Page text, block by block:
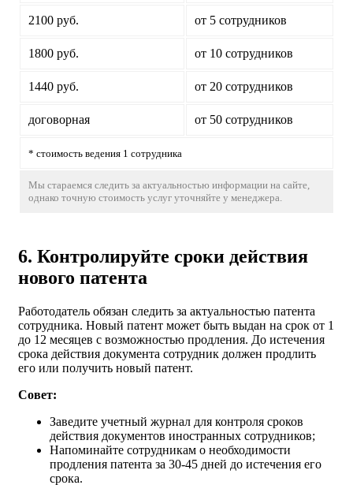
2100 руб. от 5 сотрудников
1800 руб. от 10 сотрудников
1440 руб. от 20 сотрудников
договорная от 50 сотрудников
* стоимость ведения 1 сотрудника
Мы стараемся следить за актуальностью информации на сайте,
однако точную стоимость услуг уточняйте у менеджера.
6. Контролируйте сроки действия
нового патента
Работодатель обязан следить за актуальностью патента
сотрудника. Новый патент может быть выдан на срок от 1
до 12 месяцев с возможностью продления. До истечения
срока действия документа сотрудник должен продлить
его или получить новый патент.
Совет:
Заведите учетный журнал для контроля сроков
действия документов иностранных сотрудников;
Напоминайте сотрудникам о необходимости
продления патента за 30-45 дней до истечения его
срока.